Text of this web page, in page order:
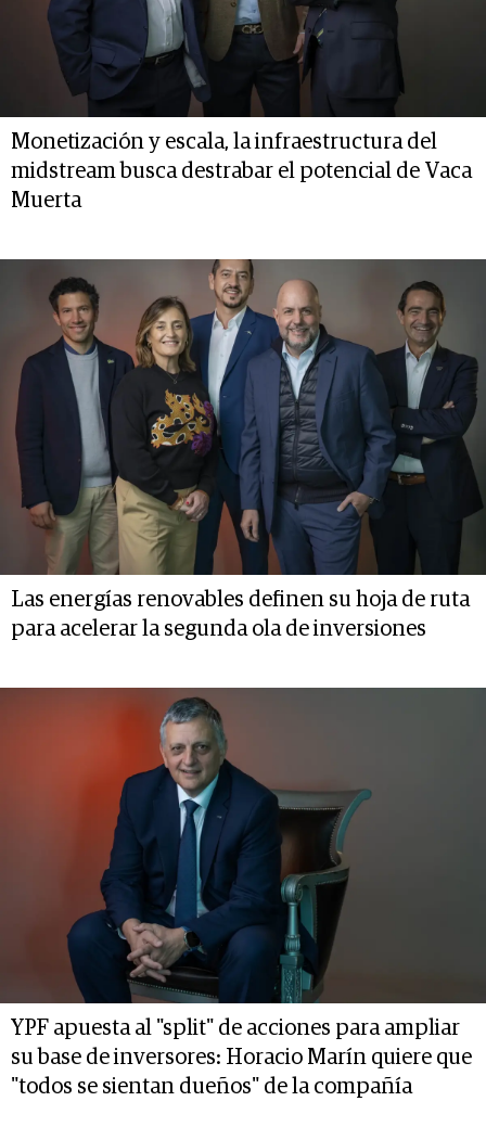
Monetización y escala, la infraestructura del
midstream busca destrabar el potencial de Vaca
Muerta
Las energías renovables definen su hoja de ruta
para acelerar la segunda ola de inversiones
YPF apuesta al "split" de acciones para ampliar
su base de inversores: Horacio Marín quiere que
"todos se sientan dueños" de la compañía